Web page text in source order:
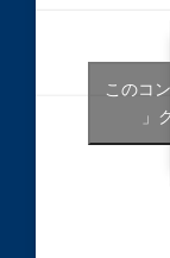
このコ
」